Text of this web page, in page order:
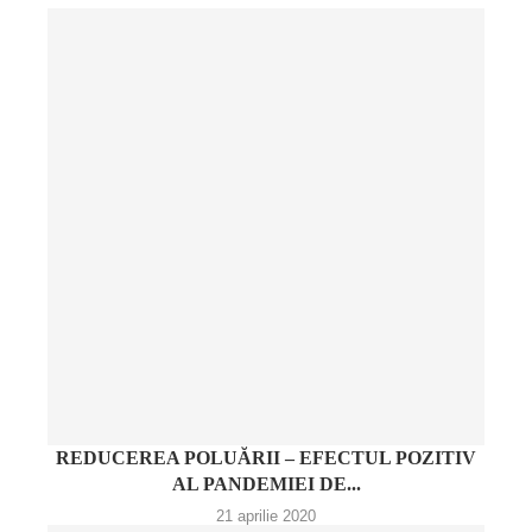
REDUCEREA POLUĂRII – EFECTUL POZITIV
AL PANDEMIEI DE...
21 aprilie 2020